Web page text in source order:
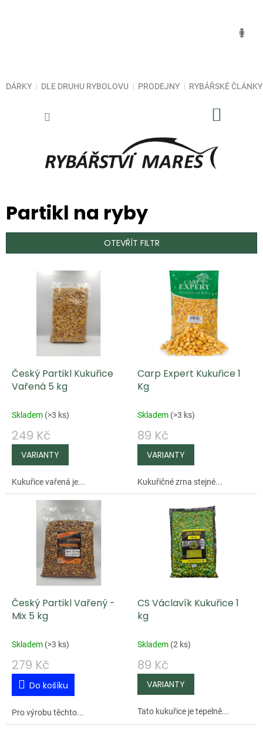
DÁRKY DLE DRUHU RYBOLOVU PRODEJNY RYBÁŘSKÉ ČLÁNKY
Partikl na ryby
OTEVŘÍT FILTR
o
d
u
k
ů
Český Partikl Kukuřice
Vařená 5 kg
Skladem (>3 ks)
249 Kč
Kukuřice vařená je...
Carp Expert Kukuřice 1
Kg
Skladem (>3 ks)
89 Kč
Kukuřičné zrna stejné...
Český Partikl Vařený -
Mix 5 kg
Skladem (>3 ks)
279 Kč
Do košíku
Pro výrobu těchto...
CS Václavík Kukuřice 1
kg
Skladem (2 ks)
89 Kč
Tato kukuřice je tepelně...